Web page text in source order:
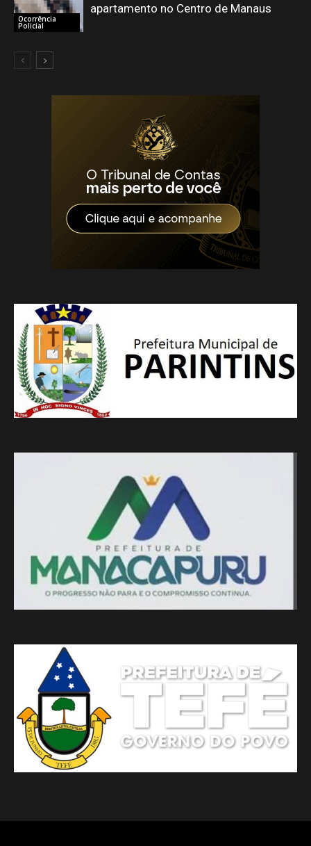
Ocorrência
Policial
apartamento no Centro de Manaus